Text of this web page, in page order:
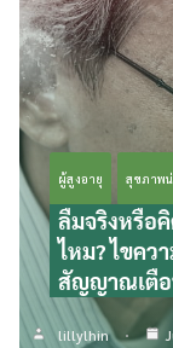
ผู้สูงอายุ สุขภาพ
ลืมจริงหรือ
ไหม? ไขคว
สัญญาณเตื
lillylhin